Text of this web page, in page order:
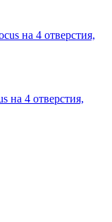
на 4 отверстия,